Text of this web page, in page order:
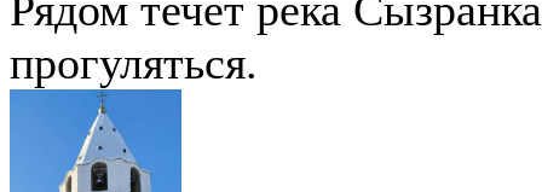
прогуляться.